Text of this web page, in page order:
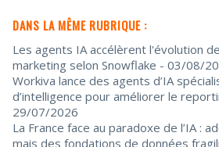
DANS LA MÊME RUBRIQUE :
Les agents IA accélèrent l'évolution
marketing selon Snowflake - 03/08/
Workiva lance des agents d’IA
d’intelligence pour améliorer le
29/07/2026
La France face au paradoxe de l’IA :
mais des fondations de données